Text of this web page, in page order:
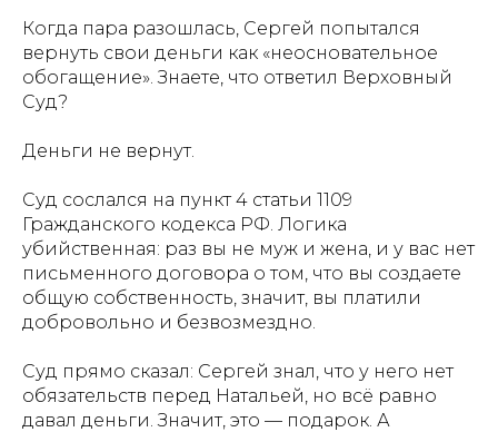
Когда пара разошлась, Сергей попытался
вернуть свои деньги как «неосновательное
обогащение». Знаете, что ответил Верховный
Суд?
Деньги не вернут.
Суд сослался на пункт 4 статьи 1109
Гражданского кодекса РФ. Логика
убийственная: раз вы не муж и жена, и у вас нет
письменного договора о том, что вы создаете
общую собственность, значит, вы платили
добровольно и безвозмездно.
Суд прямо сказал: Сергей знал, что у него нет
обязательств перед Натальей, но всё равно
давал деньги. Значит, это — подарок. А